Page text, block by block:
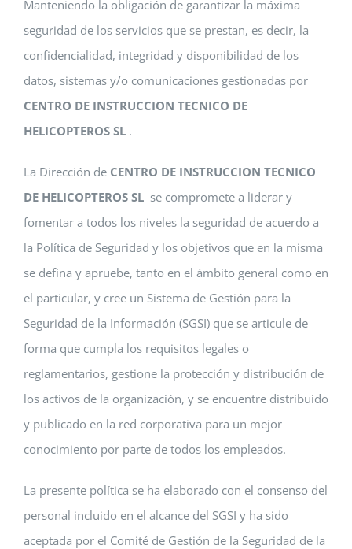
Manteniendo la obligación de garantizar la máxima
seguridad de los servicios que se prestan, es decir, la
confidencialidad, integridad y disponibilidad de los
datos, sistemas y/o comunicaciones gestionadas por
CENTRO DE INSTRUCCION TECNICO DE
HELICOPTEROS SL .
La Dirección de CENTRO DE INSTRUCCION TECNICO
DE HELICOPTEROS SL se compromete a liderar y
fomentar a todos los niveles la seguridad de acuerdo a
la Política de Seguridad y los objetivos que en la misma
se defina y apruebe, tanto en el ámbito general como en
el particular, y cree un Sistema de Gestión para la
Seguridad de la Información (SGSI) que se articule de
forma que cumpla los requisitos legales o
reglamentarios, gestione la protección y distribución de
los activos de la organización, y se encuentre distribuido
y publicado en la red corporativa para un mejor
conocimiento por parte de todos los empleados.
La presente política se ha elaborado con el consenso del
personal incluido en el alcance del SGSI y ha sido
aceptada por el Comité de Gestión de la Seguridad de la